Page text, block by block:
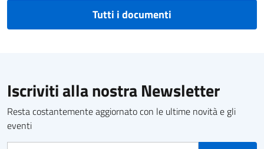
Tutti i documenti
Iscriviti alla nostra Newsletter
Resta costantemente aggiornato con le ultime novità e gli
eventi